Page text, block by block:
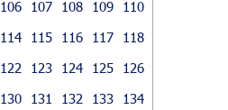
106 107 108 109
110
114 115 116 117
118
122 123 124 125
126
130 131 132 133
134